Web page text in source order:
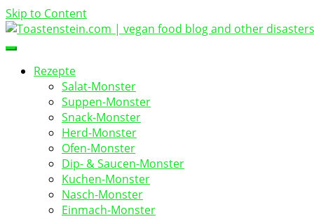
Skip to Content
Toastenstein.com
vegan food blog
Rezepte
Salat-Monster
Suppen-Monster
Snack-Monster
Herd-Monster
Ofen-Monster
Dip- & Saucen-Monster
Kuchen-Monster
Nasch-Monster
Einmach-Monster